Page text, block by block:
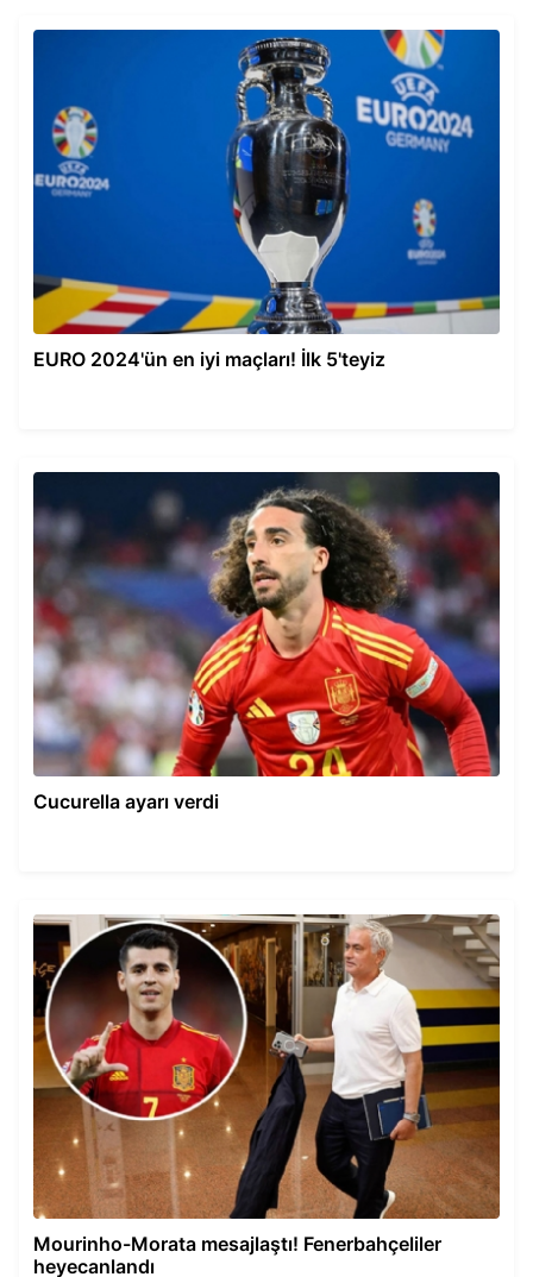
EURO 2024'ün en iyi maçları! İlk 5'teyiz
Cucurella ayarı verdi
Mourinho-Morata mesajlaştı! Fenerbahçeliler
heyecanlandı